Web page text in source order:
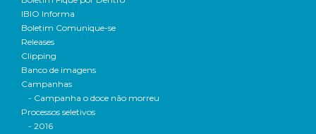
IBIO Informa
Boletim Comunique-se
Releases
Clipping
Banco de imagens
Campanhas
- Campanha o doce não morreu
Processos seletivos
- 2016